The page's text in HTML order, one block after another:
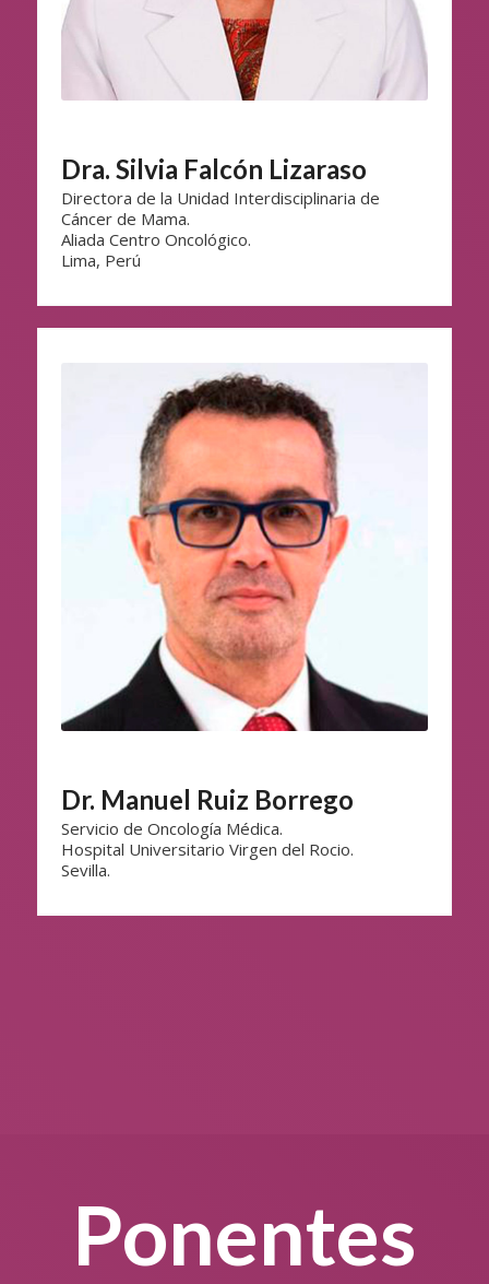
Dra. Silvia Falcón Lizaraso
Directora de la Unidad Interdisciplinaria de
Cáncer de Mama.
Aliada Centro Oncológico.
Lima, Perú
Dr. Manuel Ruiz Borrego
Servicio de Oncología Médica.
Hospital Universitario Virgen del Rocio.
Sevilla.
Ponentes